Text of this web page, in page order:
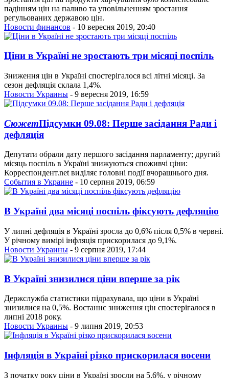
падінням цін на паливо та уповільненням зростання
регульованих державою цін.
Новости финансов - 10 вересня 2019, 20:40
Ціни в Україні не зростають три місяці поспіль
Зниження цін в Україні спостерігалося всі літні місяці. За
сезон дефляція склала 1,4%.
Новости Украины - 9 вересня 2019, 16:59
СюжетПідсумки 09.08: Перше засідання Ради і
дефляція
Депутати обрали дату першого засідання парламенту; другий
місяць поспіль в Україні знижуються споживчі ціни:
Корреспондент.net виділяє головні події вчорашнього дня.
События в Украине - 10 серпня 2019, 06:59
В Україні два місяці поспіль фіксують дефляцію
У липні дефляція в Україні зросла до 0,6% після 0,5% в червні.
У річному вимірі інфляція прискорилася до 9,1%.
Новости Украины - 9 серпня 2019, 17:44
В Україні знизилися ціни вперше за рік
Держслужба статистики підрахувала, що ціни в Україні
знизилися на 0,5%. Востаннє зниження цін спостерігалося в
липні 2018 року.
Новости Украины - 9 липня 2019, 20:53
Інфляція в Україні різко прискорилася восени
З початку року ціни в Україні зросли на 5,6%, у річному